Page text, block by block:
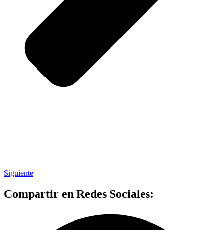
Siguiente
Compartir en Redes Sociales: